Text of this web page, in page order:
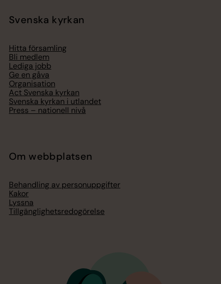
Svenska kyrkan
Hitta församling
Bli medlem
Lediga jobb
Ge en gåva
Organisation
Act Svenska kyrkan
Svenska kyrkan i utlandet
Press – nationell nivå
Om webbplatsen
Behandling av personuppgifter
Kakor
Lyssna
Tillgänglighetsredogörelse